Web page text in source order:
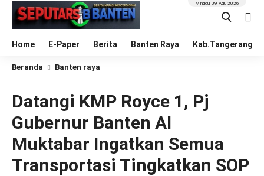
Home E-Paper Berita Banten Raya Kab.Tangerang
Minggu, 09 Agu 2026
Beranda Banten raya
Datangi KMP Royce 1, Pj
Gubernur Banten Al
Muktabar Ingatkan Semua
Transportasi Tingkatkan SOP